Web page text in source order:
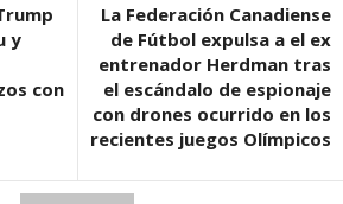
y
con
La Federación Canadiense
de Fútbol expulsa a el ex
entrenador Herdman tras
el escándalo de espionaje
con drones ocurrido en los
recientes juegos Olímpicos